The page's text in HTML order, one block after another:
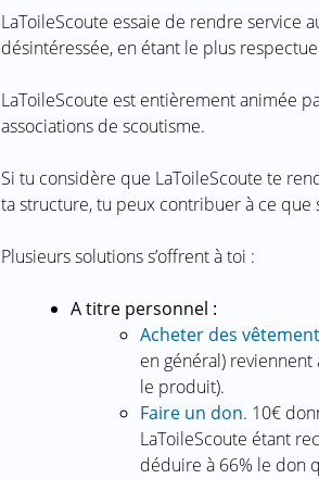
LaToileScoute essaie de rendre service
désintéressée, en étant le plus
LaToileScoute est entièrement animée
associations de scoutisme.
Si tu considère que LaToileScoute te
ta structure, tu peux contribuer à ce que
Plusieurs solutions s’offrent à toi :
A titre personnel :
Acheter des
en général)
le produit).
Faire un don. 10€
LaToileScoute étant
déduire à 66% le don